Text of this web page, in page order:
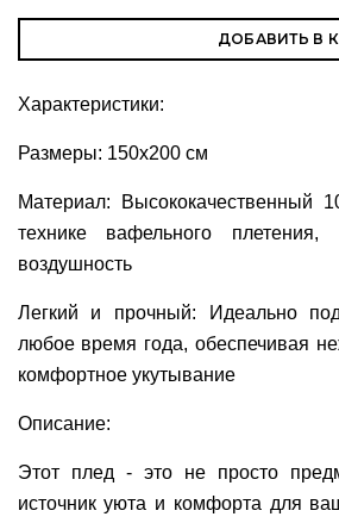
ДОБАВИТЬ В
Характеристики:
Размеры: 150x200 см
Материал: Высококачественный
технике вафельного
воздушность
Легкий и прочный: Идеально
любое время года, обеспечивая
комфортное укутывание
Описание:
Этот плед - это не просто
источник уюта и комфорта для